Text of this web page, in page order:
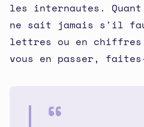
les internautes.
ne sait jamais s'il
lettres ou en chiffres.
vous en passer,